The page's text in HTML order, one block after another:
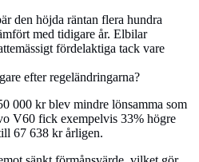
den höjda räntan flera hundra
med tidigare år. Elbilar
fördelaktiga tack vare
efter regeländringarna?
000 kr blev mindre lönsamma som
V60 fick exempelvis 33% högre
67 638 kr årligen.